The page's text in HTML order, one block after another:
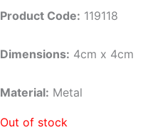
Product Code: 119118
Dimensions: 4cm x 4cm
Material: Metal
Out of stock